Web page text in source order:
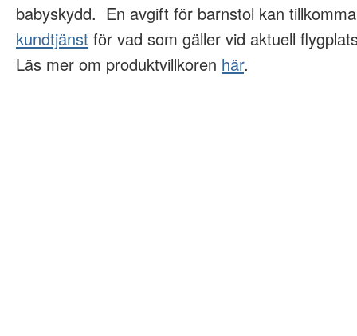
babyskydd. En avgift för barnstol kan
kundtjänst för vad som gäller vid aktuell
Läs mer om produktvillkoren här.